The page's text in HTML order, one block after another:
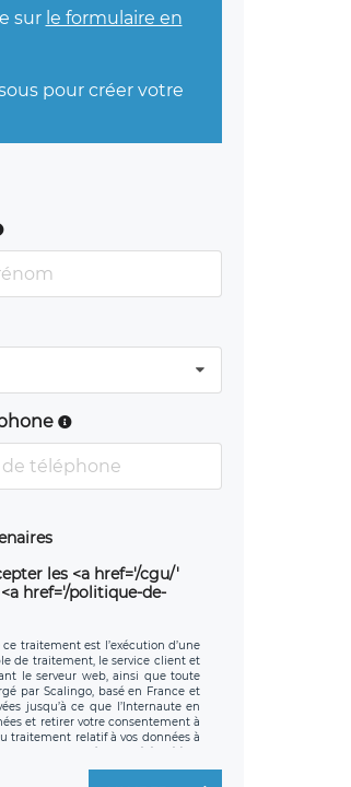
sur le formulaire en
pour créer votre
les <a href='/cgu/'
href='/politique-de-
traitement est l’exécution d’une
de traitement, le service client et
le serveur web, ainsi que toute
par Scalingo, basé en France et
jusqu’à ce que l’Internaute en
et retirer votre consentement à
traitement relatif à vos données à
ces droits auprès du délégué à la
à l’adresse mail suivante :